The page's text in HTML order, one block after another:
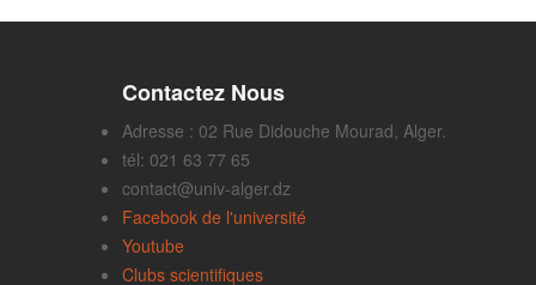
Contactez Nous
Adresse : 02 Rue Didouche Mourad, Alger.
tél: 021 63 77 65
contact@univ-alger.dz
Facebook de l'université
Youtube
Clubs scientifiques